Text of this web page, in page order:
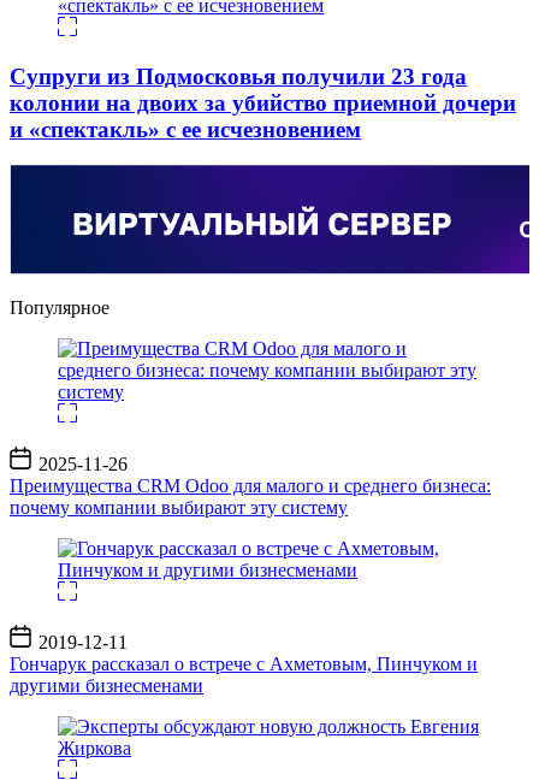
Супруги из Подмосковья получили 23 года
колонии на двоих за убийство приемной дочери
и «спектакль» с ее исчезновением
Популярное
Дата
записи
2025-11-26
Преимущества CRM Odoo для малого и среднего бизнеса:
почему компании выбирают эту систему
Дата
записи
2019-12-11
Гончарук рассказал о встрече с Ахметовым, Пинчуком и
другими бизнесменами